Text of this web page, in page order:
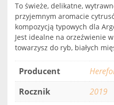
To świeże, delikatne,
przyjemnym aromacie
kompozycją typowych dla
Jest idealne na orzeźwienie
towarzysz do ryb, białych
Producent
Rocznik
2019